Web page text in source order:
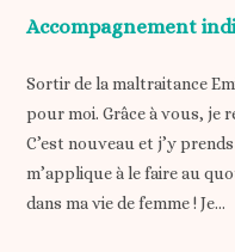
Accompagnement
Sortir de la maltraitance
pour moi. Grâce à vous, je
C’est nouveau et j’y
m’applique à le faire au
dans ma vie de femme ! Je…